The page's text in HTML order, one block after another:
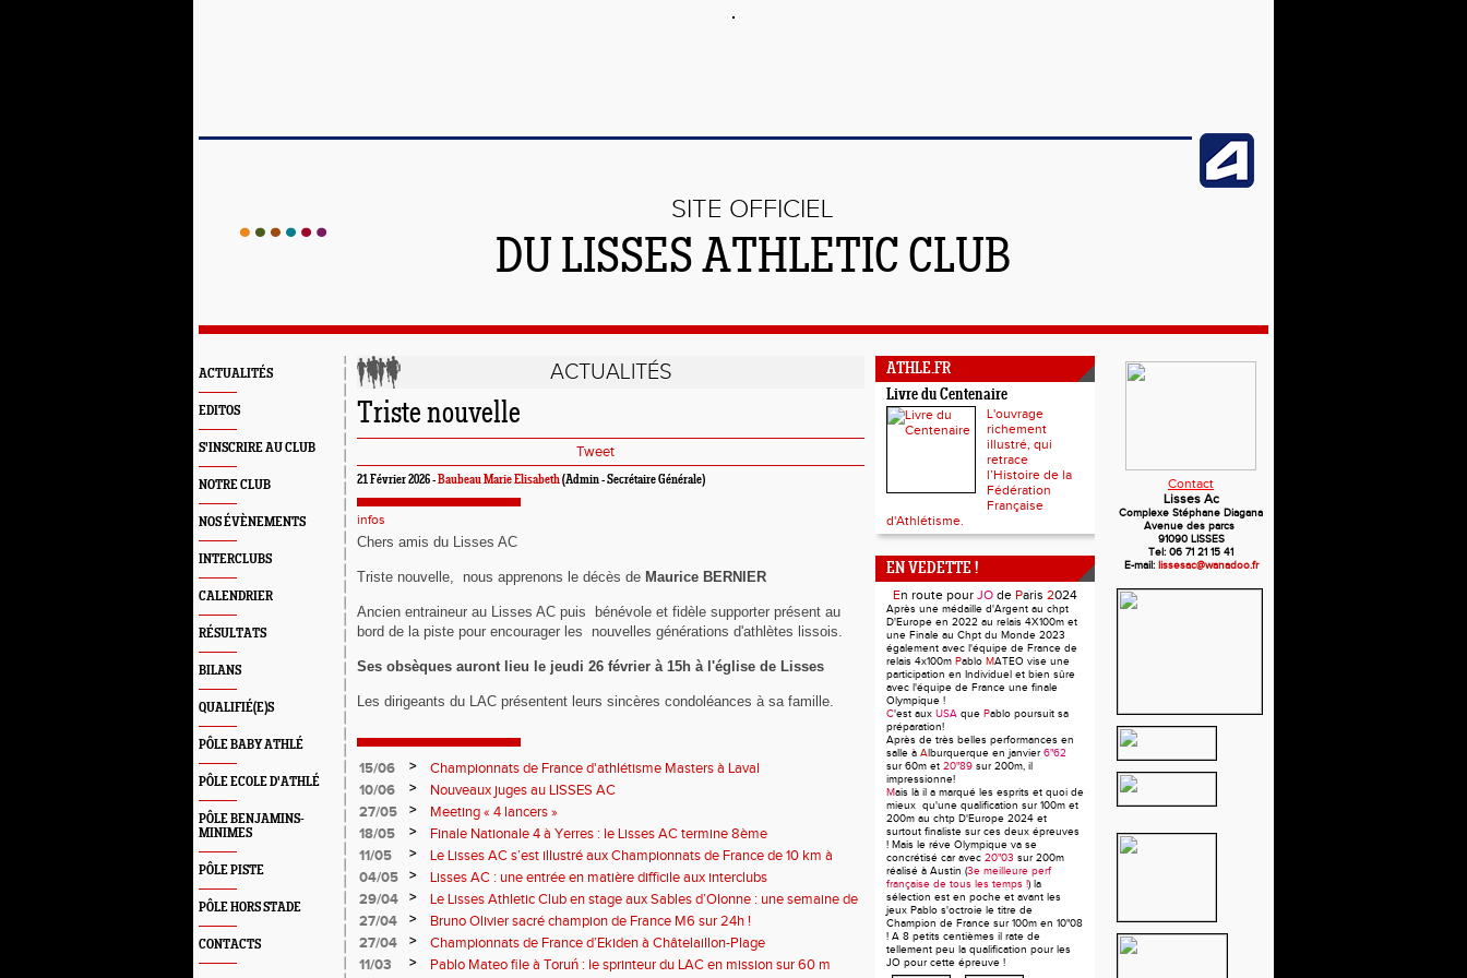
SITE OFFICIEL
DU LISSES ATHLETIC CLUB
ACTUALITÉS
EDITOS
S'INSCRIRE AU CLUB
NOTRE CLUB
NOS ÉVÈNEMENTS
INTERCLUBS
CALENDRIER
RÉSULTATS
BILANS
QUALIFIÉ(E)S
PÔLE BABY ATHLÉ
PÔLE ECOLE D'ATHLÉ
PÔLE BENJAMINS-
MINIMES
PÔLE PISTE
PÔLE HORS STADE
CONTACTS
ACTUALITÉS
Triste nouvelle
Tweet
21 Février 2026 -Baubeau Marie Elisabeth(Admin - Secrétaire Générale)
infos
Chers amis du Lisses AC
Triste nouvelle, nous apprenons le décès de Maurice BERNIER
Ancien entraineur au Lisses AC puis bénévole et fidèle supporter présent au
bord de la piste pour encourager les nouvelles générations d'athlètes lissois.
Ses obsèques auront lieu le jeudi 26 février à 15h à l'église de Lisses
Les dirigeants du LAC présentent leurs sincères condoléances à sa famille.
15/06 >
Championnats de France d'athlétisme Masters à Laval
10/06
>
Nouveaux juges au LISSES AC
27/05
>
Meeting « 4 lancers »
18/05
>
Finale Nationale 4 à Yerres : le Lisses AC termine 8ème
11/05
>
Le Lisses AC s’est illustré aux Championnats de France de 10 km à
Troyes
04/05 >
Lisses AC : une entrée en matière difficile aux interclubs
29/04
>
Le Lisses Athletic Club en stage aux Sables d’Olonne : une semaine de
travail intense au bord de l’Atlantique
27/04 >
Bruno Olivier sacré champion de France M6 sur 24h !
27/04
>
Championnats de France d’Ekiden à Châtelaillon-Plage
11/03
>
Pablo Mateo file à Toruń : le sprinteur du LAC en mission sur 60 m
ATHLE.FR
Livre du Centenaire
L'ouvrage
richement
illustré, qui
retrace
l’Histoire de la
Fédération
Française
d'Athlétisme.
EN VEDETTE !
En route pour JO de Paris 2024
Après une médaille d'Argent au chpt
D'Europe en 2022 au relais 4X100m et
une Finale au Chpt du Monde 2023
également avec l'équipe de France de
relais 4x100m Pablo MATEO vise une
participation en Individuel et bien sûre
avec l'équipe de France une finale
Olympique !
C'est aux USA que Pablo poursuit sa
préparation!
Après de très belles performances en
salle à Alburquerque en janvier6"62
sur 60m et 20"89 sur 200m, il
impressionne!
Mais là il a marqué les esprits et quoi de
mieux qu'une qualification sur 100m et
200m au chtp D'Europe 2024 et
surtout finaliste sur ces deux épreuves
! Mais le réve Olympique va se
concrétisé car avec 20"03 sur 200m
réalisé à Austin (3e meilleure perf
française de tous les temps !) la
sélection est en poche et avant les
jeux Pablo s'octroie le titre de
Champion de France sur 100m en 10"08
! A 8 petits centièmes il rate de
tellement peu la qualification pour les
JO pour cette épreuve !
Contact
Lisses Ac
Complexe Stéphane Diagana
Avenue des parcs
91090 LISSES
Tel: 06 71 21 15 41
E-mail: lissesac@wanadoo.fr